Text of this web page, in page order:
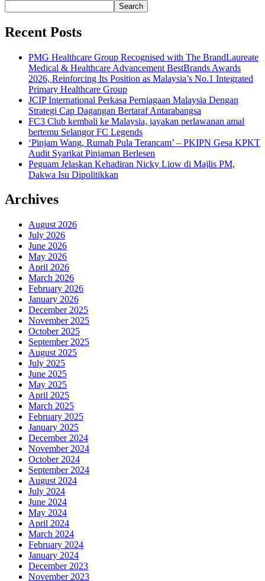
Search
Recent Posts
PMG Healthcare Group Recognised with The BrandLaureate
Medical & Healthcare Advancement BestBrands Awards
2026, Reinforcing Its Position as Malaysia’s No.1 Integrated
Primary Healthcare Group
JCIP International Perkasa Perniagaan Malaysia Dengan
Strategi Cap Dagangan Bertaraf Antarabangsa
FC3 Club kembali ke Malaysia, jayakan perlawanan amal
bertemu Selangor FC Legends
‘Pinjam Wang, Rumah Pula Terancam’ – PKIPN Gesa KPKT
Audit Syarikat Pinjaman Berlesen
Peguam Jelaskan Kehadiran Nicky Liow di Majlis PM,
Dakwa Isu Dipolitikkan
Archives
August 2026
July 2026
June 2026
May 2026
April 2026
March 2026
February 2026
January 2026
December 2025
November 2025
October 2025
September 2025
August 2025
July 2025
June 2025
May 2025
April 2025
March 2025
February 2025
January 2025
December 2024
November 2024
October 2024
September 2024
August 2024
July 2024
June 2024
May 2024
April 2024
March 2024
February 2024
January 2024
December 2023
November 2023